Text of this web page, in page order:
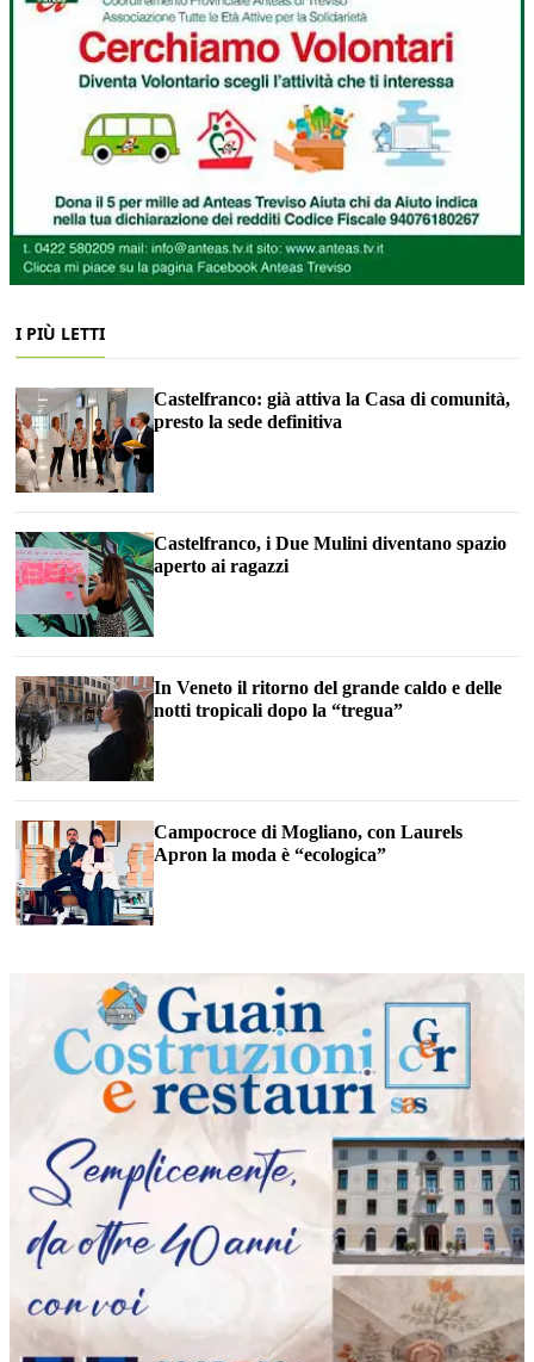
I PIÙ LETTI
Castelfranco: già attiva la Casa di comunità,
presto la sede definitiva
Castelfranco, i Due Mulini diventano spazio
aperto ai ragazzi
In Veneto il ritorno del grande caldo e delle
notti tropicali dopo la “tregua”
Campocroce di Mogliano, con Laurels
Apron la moda è “ecologica”